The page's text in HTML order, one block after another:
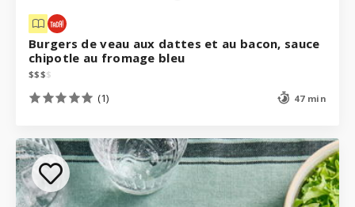
Burgers de veau aux dattes et au bacon, sauce
chipotle au fromage bleu
$$$$
(1) 47 min